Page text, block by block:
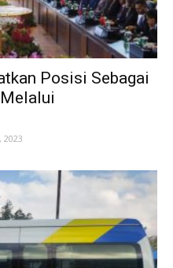
Posisi Sebagai
2023